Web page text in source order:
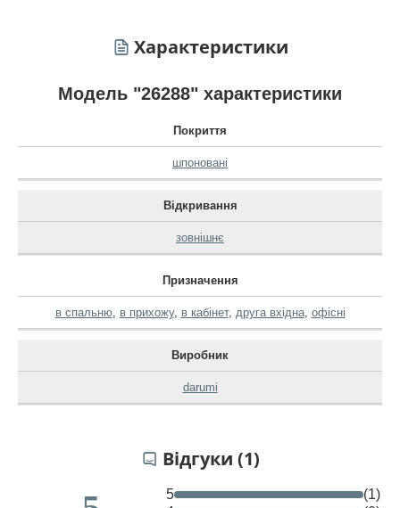
Характеристики
Модель "26288" характеристики
Покриття
шпоновані
Відкривання
зовнішнє
Призначення
в спальню, в прихожу, в кабінет, друга вхідна, офісні
Виробник
darumi
Відгуки (1)
5
(1)